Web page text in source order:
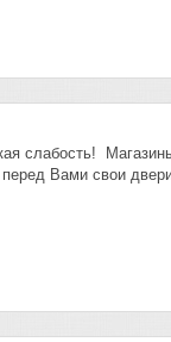
слабость!
Вами свои